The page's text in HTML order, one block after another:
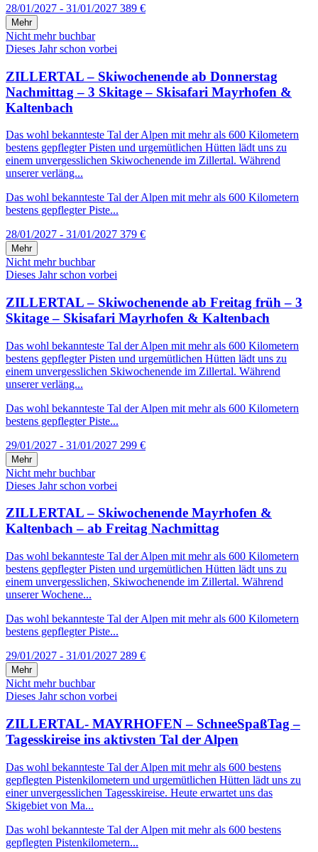
28/01/2027 - 31/01/2027 389 €
Mehr
Nicht mehr buchbar
Dieses Jahr schon vorbei
ZILLERTAL – Skiwochenende ab Donnerstag
Nachmittag – 3 Skitage – Skisafari Mayrhofen &
Kaltenbach
Das wohl bekannteste Tal der Alpen mit mehr als 600 Kilometern
bestens gepflegter Pisten und urgemütlichen Hütten lädt uns zu
einem unvergesslichen Skiwochenende im Zillertal. Während
unserer verläng...
Das wohl bekannteste Tal der Alpen mit mehr als 600 Kilometern
bestens gepflegter Piste...
28/01/2027 - 31/01/2027 379 €
Mehr
Nicht mehr buchbar
Dieses Jahr schon vorbei
ZILLERTAL – Skiwochenende ab Freitag früh – 3
Skitage – Skisafari Mayrhofen & Kaltenbach
Das wohl bekannteste Tal der Alpen mit mehr als 600 Kilometern
bestens gepflegter Pisten und urgemütlichen Hütten lädt uns zu
einem unvergesslichen Skiwochenende im Zillertal. Während
unserer verläng...
Das wohl bekannteste Tal der Alpen mit mehr als 600 Kilometern
bestens gepflegter Piste...
29/01/2027 - 31/01/2027 299 €
Mehr
Nicht mehr buchbar
Dieses Jahr schon vorbei
ZILLERTAL – Skiwochenende Mayrhofen &
Kaltenbach – ab Freitag Nachmittag
Das wohl bekannteste Tal der Alpen mit mehr als 600 Kilometern
bestens gepflegter Pisten und urgemütlichen Hütten lädt uns zu
einem unvergesslichen, Skiwochenende im Zillertal. Während
unserer Wochene...
Das wohl bekannteste Tal der Alpen mit mehr als 600 Kilometern
bestens gepflegter Piste...
29/01/2027 - 31/01/2027 289 €
Mehr
Nicht mehr buchbar
Dieses Jahr schon vorbei
ZILLERTAL- MAYRHOFEN – SchneeSpaßTag –
Tagesskireise ins aktivsten Tal der Alpen
Das wohl bekannteste Tal der Alpen mit mehr als 600 bestens
gepflegten Pistenkilometern und urgemütlichen Hütten lädt uns zu
einer unvergesslichen Tagesskireise. Heute erwartet uns das
Skigebiet von Ma...
Das wohl bekannteste Tal der Alpen mit mehr als 600 bestens
gepflegten Pistenkilometern...